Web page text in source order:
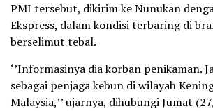
PMI tersebut, dikirim ke Nunukan
Ekspress, dalam kondisi terbaring di
berselimut tebal.
‘’Informasinya dia korban penikaman.
sebagai penjaga kebun di wilayah
Malaysia,’’ ujarnya, dihubungi Jumat